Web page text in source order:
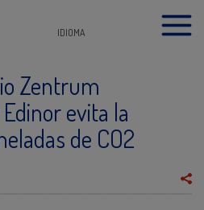
IDIOMA
Zentrum
evita la
de CO2